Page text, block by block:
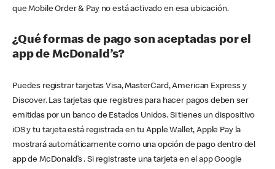
que Mobile Order & Pay no está activado en esa ubicación.
¿Qué formas de pago son aceptadas por el
app de McDonald’s?
Puedes registrar tarjetas Visa, MasterCard, American Express y
Discover. Las tarjetas que registres para hacer pagos deben ser
emitidas por un banco de Estados Unidos. Si tienes un dispositivo
iOS y tu tarjeta está registrada en tu Apple Wallet, Apple Pay la
mostrará automáticamente como una opción de pago dentro del
app de McDonald’s . Si registraste una tarjeta en el app Google